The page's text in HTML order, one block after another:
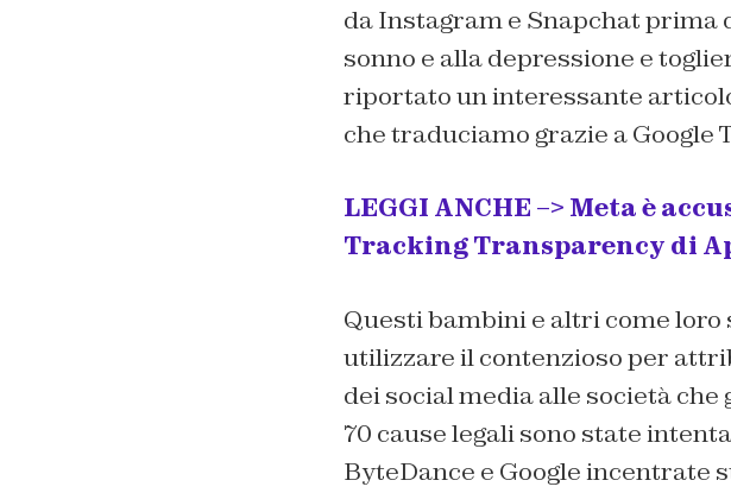
da Instagram e Snapchat prima
sonno e alla depressione e
riportato un interessante
che traduciamo grazie a
LEGGI ANCHE –> Meta è
Tracking Transparency di
Questi bambini e altri come loro
utilizzare il contenzioso per
dei social media alle società
70 cause legali sono state
ByteDance e Google incentrate